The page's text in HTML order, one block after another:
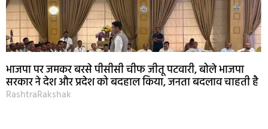
भाजपा पर जमकर बरसे पीसीसी चीफ जीतू पटवारी, बोले भाजपा
सरकार ने देश और प्रदेश को बदहाल किया, जनता बदलाव चाहती है
RashtraRakshak